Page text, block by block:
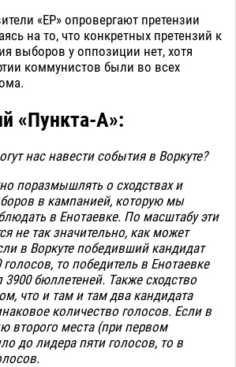
«ЕР» опровергают претензии
на то, что конкретных претензий к
выборов у оппозиции нет, хотя
коммунистов были во всех
«Пункта-А»:
нас навести события в Воркуте?
поразмышлять о сходствах и
в кампанией, которую мы
в Енотаевке. По масштабу эти
не так значительно, как может
в Воркуте победивший кандидат
то победитель в Енотаевке
бюллетеней. Также сходство
что и там и там два кандидата
количество голосов. Если в
второго места (при первом
до лидера пяти голосов, то в